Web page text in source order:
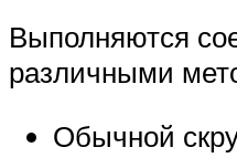
Выполняются
различными
Обычной